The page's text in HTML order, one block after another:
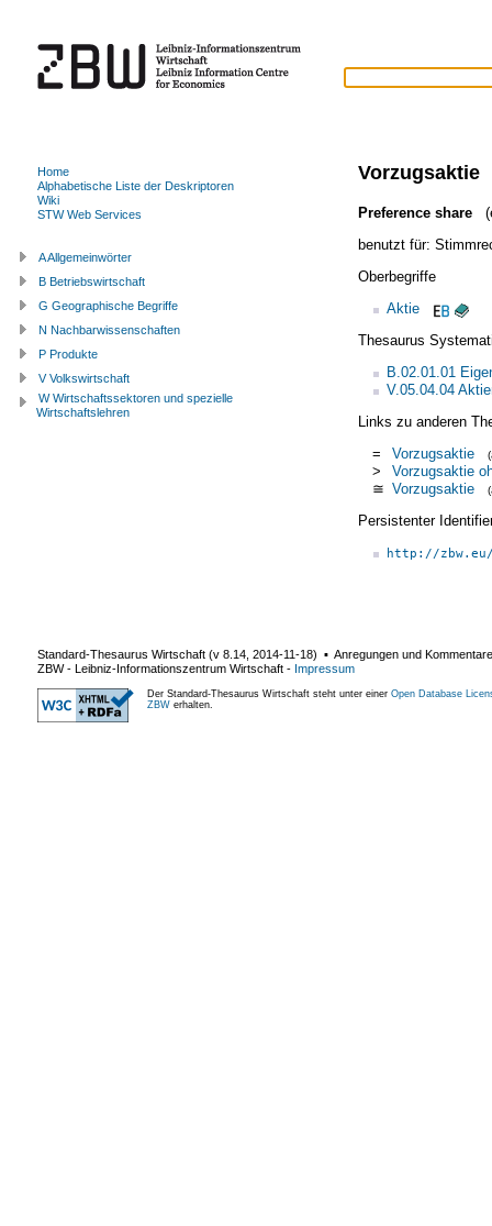
Vorzugsaktie
Preference share
benutzt für:
Oberbegriffe
Aktie
Thesaurus
B.02.01.01
V.05.04.04
Links zu anderen
=
Vorzugsaktie
>
Vorzugsaktie
≅ Vorzugsaktie
Persistenter
http://
Home
Alphabetische Liste der Deskriptoren
Wiki
STW Web Services
A Allgemeinwörter
B Betriebswirtschaft
G Geographische Begriffe
N Nachbarwissenschaften
P Produkte
V Volkswirtschaft
W Wirtschaftssektoren und spezielle
Wirtschaftslehren
Standard-Thesaurus Wirtschaft (v 8.14 2014-11-18) ▪ Anregungen und
ZBW - Leibniz-Informationszentrum Wirtschaft - Impressum
Der Standard-Thesaurus Wirtschaft steht unter einer Open Database
ZBW erhalten.